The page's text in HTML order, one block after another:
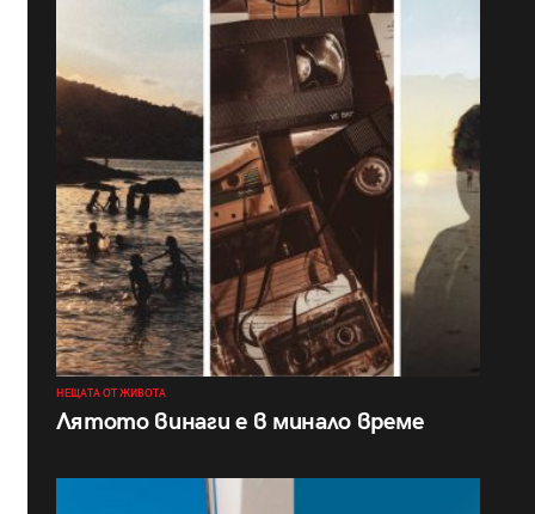
НЕЩАТА ОТ ЖИВОТА
Лятото винаги е в минало време